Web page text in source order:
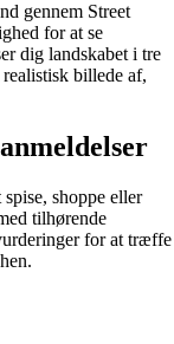
gennem Street
for at se
dig landskabet i tre
billede af,
shoppe eller
tilhørende
for at træffe